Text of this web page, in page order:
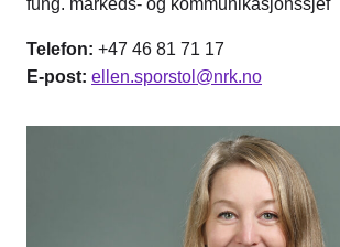
Telefon: +47 46 81 71 17
E-post: ellen.sporstol@nrk.no